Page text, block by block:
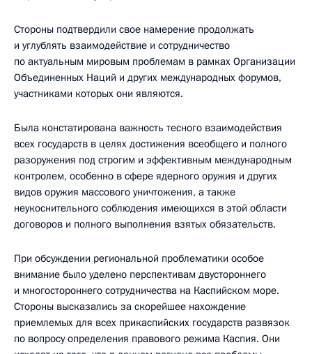
Стороны подтвердили свое намерение продолжать
и углублять взаимодействие и сотрудничество
по актуальным мировым проблемам в рамках Организации
Объединенных Наций и других международных форумов,
участниками которых они являются.
Была констатирована важность тесного взаимодействия
всех государств в целях достижения всеобщего и полного
разоружения под строгим и эффективным международным
контролем, особенно в сфере ядерного оружия и других
видов оружия массового уничтожения, а также
неукоснительного соблюдения имеющихся в этой области
договоров и полного выполнения взятых обязательств.
При обсуждении региональной проблематики особое
внимание было уделено перспективам двустороннего
и многостороннего сотрудничества на Каспийском море.
Стороны высказались за скорейшее нахождение
приемлемых для всех прикаспийских государств развязок
по вопросу определения правового режима Каспия. Они